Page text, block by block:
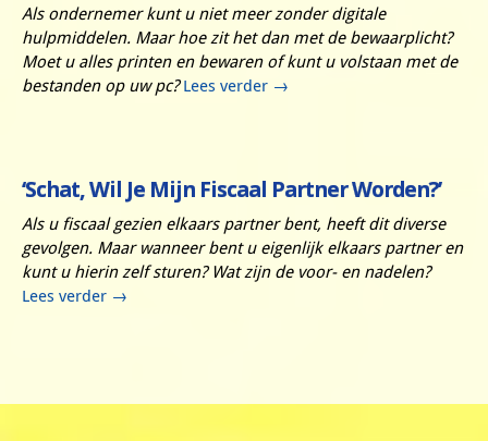
Als ondernemer kunt u niet meer zonder digitale
hulpmiddelen. Maar hoe zit het dan met de bewaarplicht?
Moet u alles printen en bewaren of kunt u volstaan met de
bestanden op uw pc? Lees verder →
‘Schat, Wil Je Mijn Fiscaal Partner Worden?’
Als u fiscaal gezien elkaars partner bent, heeft dit diverse
gevolgen. Maar wanneer bent u eigenlijk elkaars partner en
kunt u hierin zelf sturen? Wat zijn de voor- en nadelen?
Lees verder →